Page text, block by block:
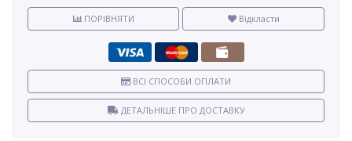
ПОРІВНЯТИ Відкласти
ВСІ СПОСОБИ ОПЛАТИ
ДЕТАЛЬНІШЕ ПРО ДОСТАВКУ